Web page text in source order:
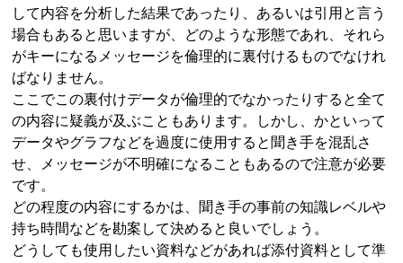
して内容を分析した結果であったり、あるいは引用と言う
場合もあると思いますが、どのような形態であれ、それら
がキーになるメッセージを倫理的に裏付けるものでなけれ
ばなりません。
ここでこの裏付けデータが倫理的でなかったりすると全て
の内容に疑義が及ぶこともあります。しかし、かといって
データやグラフなどを過度に使用すると聞き手を混乱さ
せ、メッセージが不明確になることもあるので注意が必要
です。
どの程度の内容にするかは、聞き手の事前の知識レベルや
持ち時間などを勘案して決めると良いでしょう。
どうしても使用したい資料などがあれば添付資料として準